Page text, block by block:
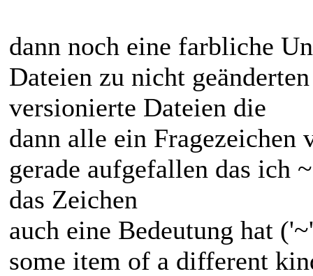
dann noch eine farbliche
Dateien zu nicht
versionierte Dateien die
dann alle ein
gerade aufgefallen das ich
das Zeichen
auch eine Bedeutung hat
some item of a different